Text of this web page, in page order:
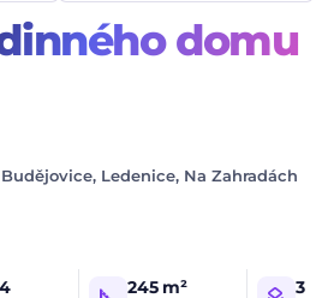
domu
Ledenice, Na Zahradách
245 m² 3